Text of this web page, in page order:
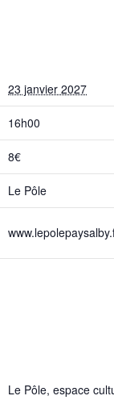
23 janvier 2027
16h00
8€
Le Pôle
Le Pôle, espace